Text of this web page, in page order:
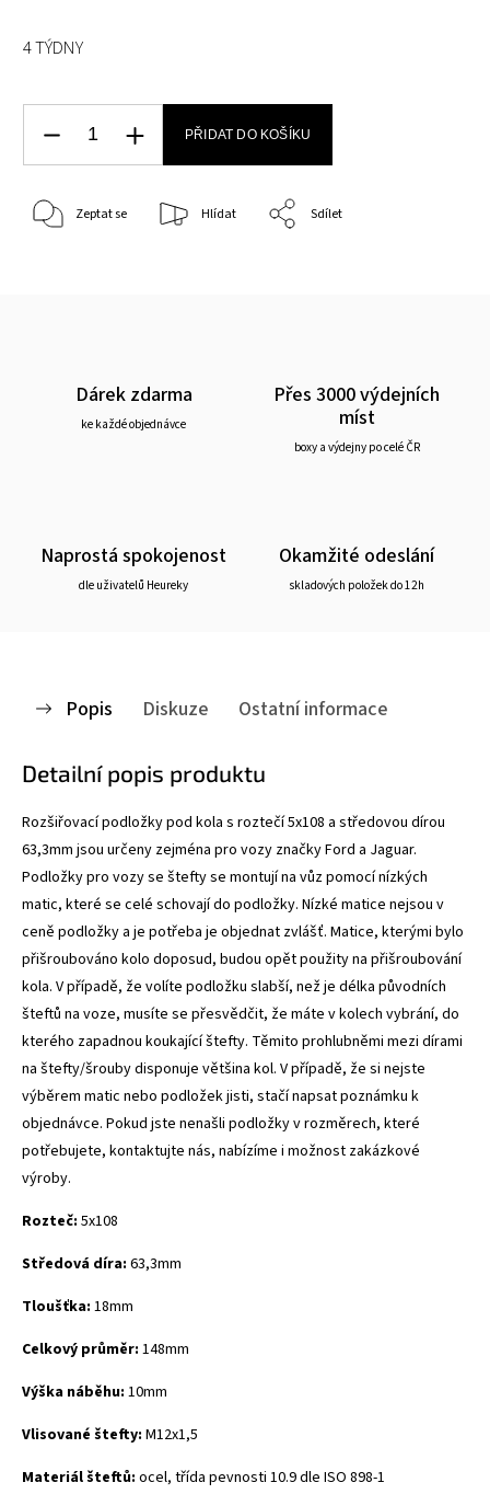
4 TÝDNY
PŘIDAT DO KOŠÍKU
Zeptat se Hlídat Sdílet
Dárek zdarma
ke každé objednávce
Přes 3000 výdejních
míst
boxy a výdejny po celé ČR
Naprostá spokojenost
dle uživatelů Heureky
Okamžité odeslání
skladových položek do 12h
Popis Diskuze Ostatní informace
Detailní popis produktu
Rozšiřovací podložky pod kola s roztečí 5x108 a středovou dírou
63,3mm jsou určeny zejména pro vozy značky Ford a Jaguar.
Podložky pro vozy se štefty se montují na vůz pomocí nízkých
matic, které se celé schovají do podložky. Nízké matice nejsou v
ceně podložky a je potřeba je objednat zvlášť. Matice, kterými bylo
přišroubováno kolo doposud, budou opět použity na přišroubování
kola. V případě, že volíte podložku slabší, než je délka původních
šteftů na voze, musíte se přesvědčit, že máte v kolech vybrání, do
kterého zapadnou koukající štefty. Těmito prohlubněmi mezi dírami
na štefty/šrouby disponuje většina kol. V případě, že si nejste
výběrem matic nebo podložek jisti, stačí napsat poznámku k
objednávce. Pokud jste nenašli podložky v rozměrech, které
potřebujete, kontaktujte nás, nabízíme i možnost zakázkové
výroby.
Rozteč: 5x108
Středová díra: 63,3mm
Tloušťka: 18mm
Celkový průměr: 148mm
Výška náběhu: 10mm
Vlisované štefty: M12x1,5
Materiál šteftů: ocel, třída pevnosti 10.9 dle ISO 898-1